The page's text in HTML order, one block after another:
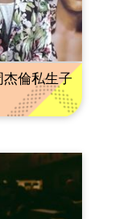
倫私生子